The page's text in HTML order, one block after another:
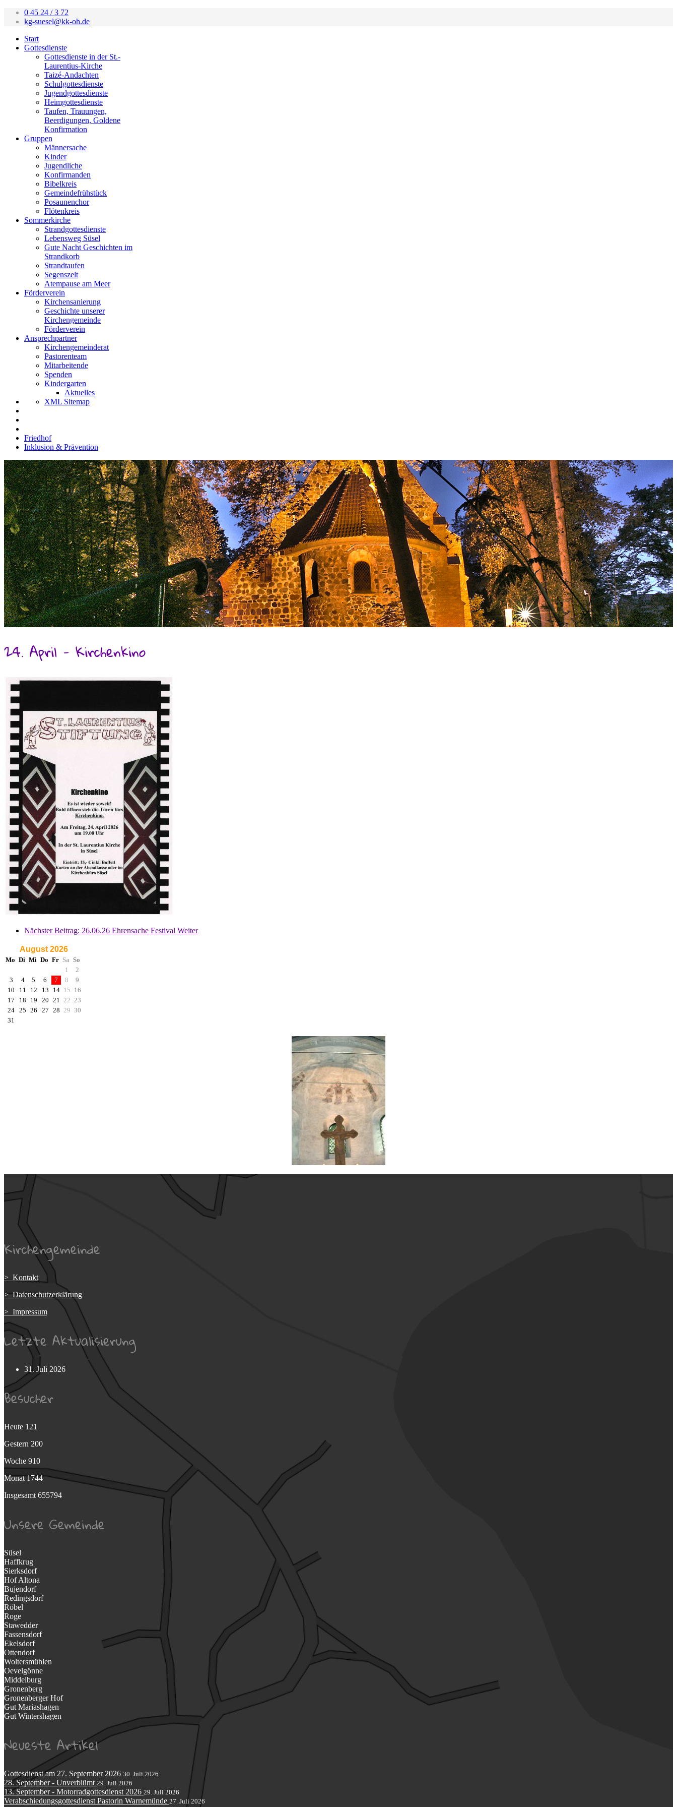
0 45 24 / 3 72
kg-suesel@kk-oh.de
Start
Gottesdienste
Gottesdienste in der St.-
Laurentius-Kirche
Taizé-Andachten
Schulgottesdienste
Jugendgottesdienste
Heimgottesdienste
Taufen, Trauungen,
Beerdigungen, Goldene
Konfirmation
Gruppen
Männersache
Kinder
Jugendliche
Konfirmanden
Bibelkreis
Gemeindefrühstück
Posaunenchor
Flötenkreis
Sommerkirche
Strandgottesdienste
Lebensweg Süsel
Gute Nacht Geschichten im
Strandkorb
Strandtaufen
Segenszelt
Atempause am Meer
Förderverein
Kirchensanierung
Geschichte unserer
Kirchengemeinde
Förderverein
Ansprechpartner
Kirchengemeinderat
Pastorenteam
Mitarbeitende
Spenden
Kindergarten
Aktuelles
XML Sitemap
Friedhof
Inklusion & Prävention
24. April - Kirchenkino
Nächster Beitrag: 26.06.26 Ehrensache Festival Weiter
August 2026
Mo Di Mi Do Fr Sa So
1
2
3
4 5 6 7 8
9
10
11 12 13 14 15 16
17
18 19 20 21 22 23
24 25 26 27 28 29 30
31
Kirchengemeinde
> Kontakt
> Datenschutzerklärung
> Impressum
Letzte Aktualisierung
31. Juli 2026
Besucher
Heute 121
Gestern 200
Woche 910
Monat1744
Insgesamt 655794
Unsere Gemeinde
Süsel
Haffkrug
Sierksdorf
Hof Altona
Bujendorf
Redingsdorf
Röbel
Roge
Stawedder
Fassensdorf
Ekelsdorf
Ottendorf
Woltersmühlen
Oevelgönne
Middelburg
Gronenberg
Gronenberger Hof
Gut Mariashagen
Gut Wintershagen
Neueste Artikel
Gottesdienst am 27. September 2026 30. Juli 2026
28. September - Unverblümt 29. Juli 2026
13. September - Motorradgottesdienst 2026 29. Juli 2026
Verabschiedungsgottesdienst Pastorin Warnemünde 27. Juli 2026